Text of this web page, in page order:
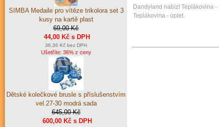
Dandyland nabízí Teplákovina
Teplákovina - úplet.
SIMBA Medaile pro vítěze trikolora set 3
kusy na kartě plast
69,00 Kč
44,00 Kč s DPH
36,36 Kč bez DPH
Ušetříte: 36% z ceny
Dětské kolečkové brusle s příslušenstvím
vel.27-30 modrá sada
645,00 Kč
600,00 Kč s DPH